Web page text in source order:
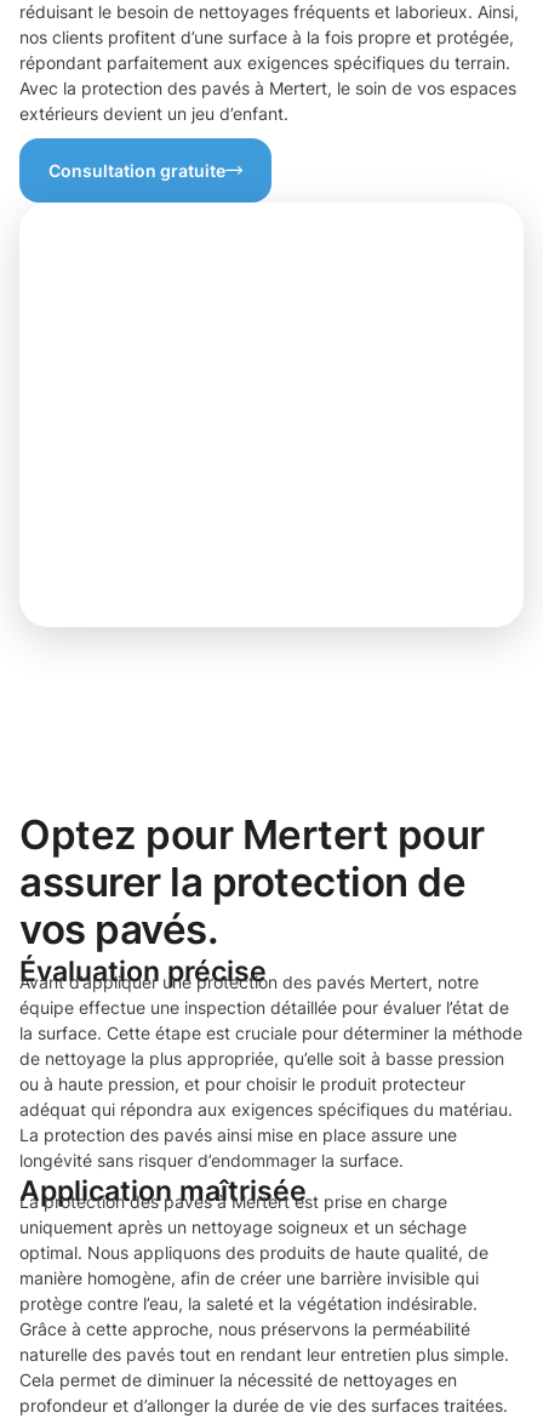
réduisant le besoin de nettoyages fréquents et laborieux. Ainsi,
nos clients profitent d’une surface à la fois propre et protégée,
répondant parfaitement aux exigences spécifiques du terrain.
Avec la protection des pavés à Mertert, le soin de vos espaces
extérieurs devient un jeu d’enfant.
Consultation gratuite
Optez pour Mertert pour
assurer la protection de
vos pavés.
Évaluation précise
Avant d’appliquer une protection des pavés Mertert, notre
équipe effectue une inspection détaillée pour évaluer l’état de
la surface. Cette étape est cruciale pour déterminer la méthode
de nettoyage la plus appropriée, qu’elle soit à basse pression
ou à haute pression, et pour choisir le produit protecteur
adéquat qui répondra aux exigences spécifiques du matériau.
La protection des pavés ainsi mise en place assure une
longévité sans risquer d’endommager la surface.
Application maîtrisée
La protection des pavés à Mertert est prise en charge
uniquement après un nettoyage soigneux et un séchage
optimal. Nous appliquons des produits de haute qualité, de
manière homogène, afin de créer une barrière invisible qui
protège contre l’eau, la saleté et la végétation indésirable.
Grâce à cette approche, nous préservons la perméabilité
naturelle des pavés tout en rendant leur entretien plus simple.
Cela permet de diminuer la nécessité de nettoyages en
profondeur et d’allonger la durée de vie des surfaces traitées.